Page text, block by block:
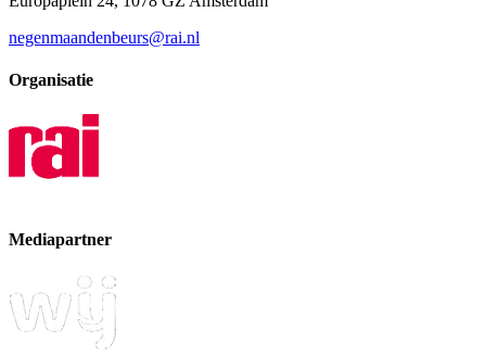
negenmaandenbeurs@rai.nl
Organisatie
Mediapartner